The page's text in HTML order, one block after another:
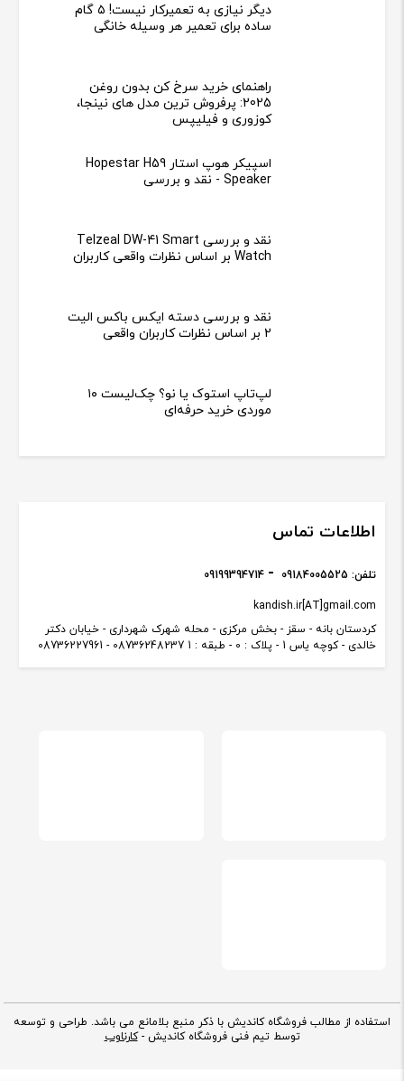
دیگر نیازی به تعمیرکار نیست! ۵ گام
ساده برای تعمیر هر وسیله خانگی
راهنمای خرید سرخ کن بدون روغن
2025: پرفروش ترین مدل های نینجا،
کوزوری و فیلیپس
اسپیکر هوپ استار Hopestar H59
Speaker - نقد و بررسی
نقد و بررسی Telzeal DW-41 Smart
Watch بر اساس نظرات واقعی کاربران
نقد و بررسی دسته ایکس باکس الیت
2 بر اساس نظرات کاربران واقعی
لپ‌تاپ استوک یا نو؟ چک‌لیست ۱۰
موردی خرید حرفه‌ای
اطلاعات تماس
کردستان بانه - سقز - بخش مرکزی - محله شهرک شهرداری - خیابان دکتر
خالدی - کوچه یاس 1 - پلاک : 0 - طبقه : 1 08736248237 - 08736227961
kandish.ir[AT]gmail.com
تلفن: 09184005525
09199394714
استفاده از مطالب فروشگاه کاندیش با ذکر منبع بلامانع می باشد. طراحی و توسعه
توسط تیم فنی فروشگاه کاندیش -کارناوب